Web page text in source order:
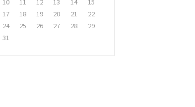
17 18 19 20 21
22
24 25 26 27 28
29
31